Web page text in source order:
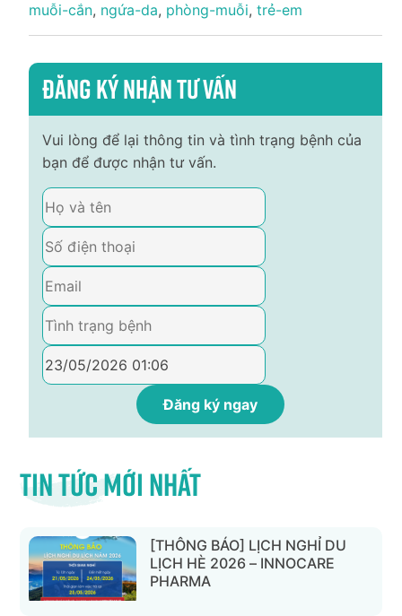
muỗi-cắn, ngứa-da, phòng-muỗi,trẻ-em
Đăng ký nhận tư vấn
Vui lòng để lại thông tin và tình trạng bệnh của
bạn để được nhận tư vấn.
Tin tức mới nhất
[THÔNG BÁO] LỊCH NGHỈ DU
LỊCH HÈ 2026 – INNOCARE
PHARMA